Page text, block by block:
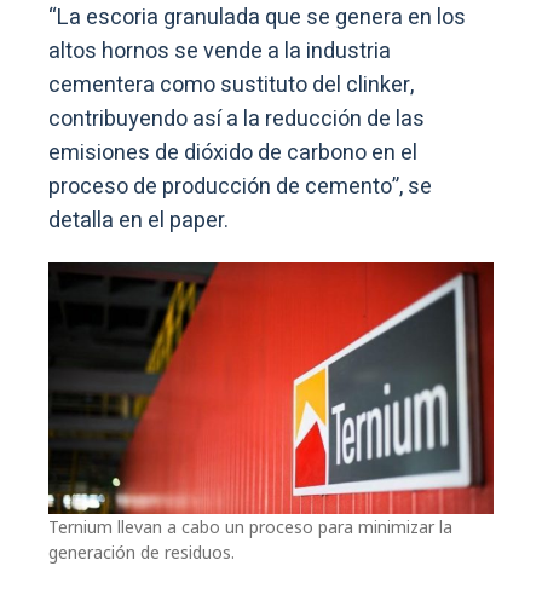
“La escoria granulada que se genera en los
altos hornos se vende a la industria
cementera como sustituto del clinker,
contribuyendo así a la reducción de las
emisiones de dióxido de carbono en el
proceso de producción de cemento”, se
detalla en el paper.
Ternium llevan a cabo un proceso para minimizar la
generación de residuos.